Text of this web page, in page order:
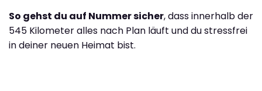
So gehst du auf Nummer sicher, dass innerhalb der
545 Kilometer alles nach Plan läuft und du stressfrei
in deiner neuen Heimat bist.